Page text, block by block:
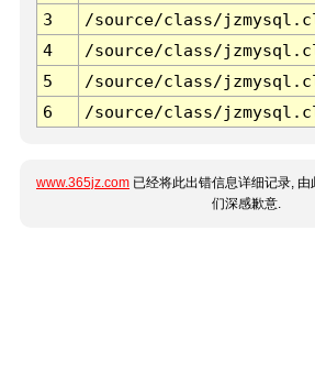
3 /source/class/
4
/source/class/
5
/source/class/
6
/source/class/
www.365jz.com 已经将此出错信息详细记录,
们深感歉意.